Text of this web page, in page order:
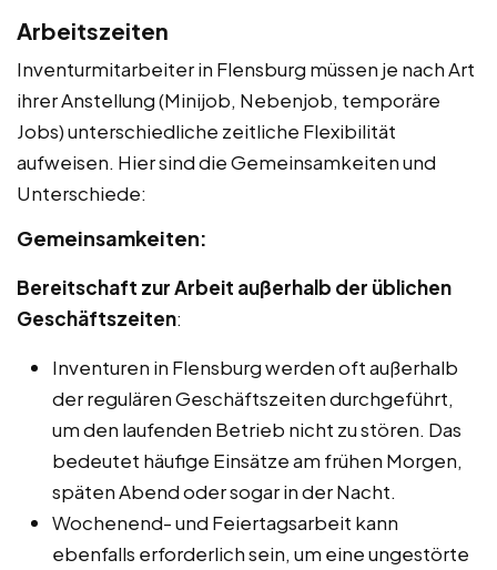
Arbeitszeiten
Inventurmitarbeiter in Flensburg müssen je nach Art
ihrer Anstellung (Minijob, Nebenjob, temporäre
Jobs) unterschiedliche zeitliche Flexibilität
aufweisen. Hier sind die Gemeinsamkeiten und
Unterschiede:
Gemeinsamkeiten:
Bereitschaft zur Arbeit außerhalb der üblichen
Geschäftszeiten:
Inventuren in Flensburg werden oft außerhalb
der regulären Geschäftszeiten durchgeführt,
um den laufenden Betrieb nicht zu stören. Das
bedeutet häufige Einsätze am frühen Morgen,
späten Abend oder sogar in der Nacht.
Wochenend- und Feiertagsarbeit kann
ebenfalls erforderlich sein, um eine ungestörte